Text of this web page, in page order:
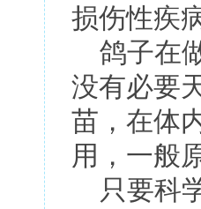
损伤性疾
鸽子在
没有必要
苗，在体
用，一般
只要科